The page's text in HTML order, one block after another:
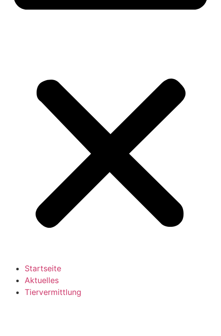
Startseite
Aktuelles
Tiervermittlung